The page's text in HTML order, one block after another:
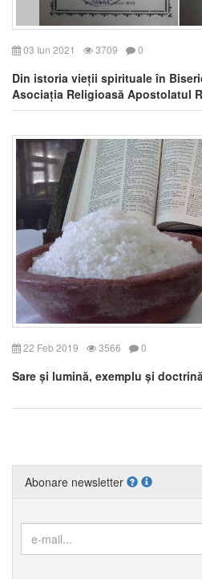
03 Iun 2021 3709 0
Din istoria vieții spirituale în
Asociația Religioasă Apostolatul
22 Feb 2019 3566 0
Sare și lumină, exemplu și doctrină
Abonare newsletter